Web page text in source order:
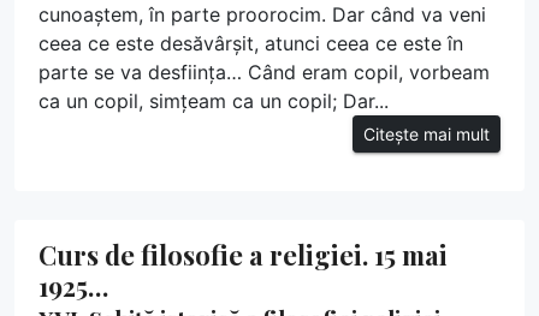
cunoaștem, în parte proorocim. Dar când va veni
ceea ce este desăvârșit, atunci ceea ce este în
parte se va desființa… Când eram copil, vorbeam
ca un copil, simțeam ca un copil; Dar...
Citește mai mult
Curs de filosofie a religiei. 15 mai
1925…